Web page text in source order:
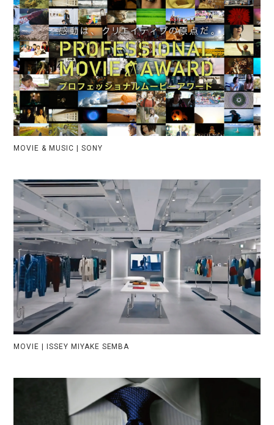
WORKS
ABOUT
TOPICS
MEMBERS
ACCESS
SERVICES
SOSOSO
GEKIHEN
KOJINKOJIN
THE EIGYO TOOL
MOVIE & MUSIC | SONY
MOVIE | ISSEY MIYAKE SEMBA